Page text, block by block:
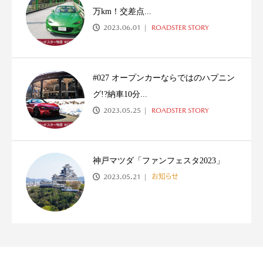
万km！交差点...
2023.06.01 ROADSTER STORY
#027 オープンカーならではのハプニン
グ!?納車10分...
2023.05.25 ROADSTER STORY
神戸マツダ「ファンフェスタ2023」
2023.05.21 お知らせ